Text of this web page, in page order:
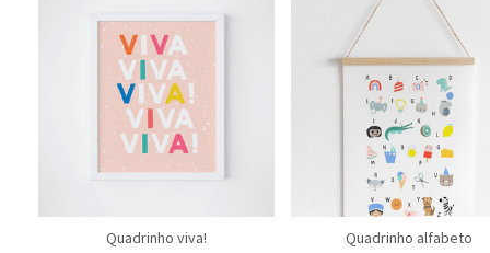
Quadrinho viva! Quadrinho alfabeto